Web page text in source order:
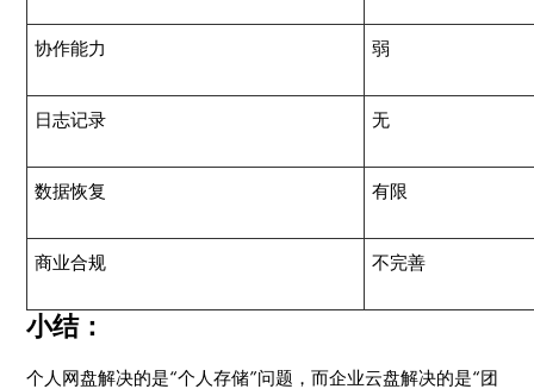
协作能力 弱
日志记录 无
数据恢复 有限
商业合规 不完善
小结：
个人网盘解决的是“个人存储”问题，而企业云盘解决的是“团